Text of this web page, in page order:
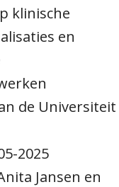
klinische
en
de Universiteit
2025
Jansen en